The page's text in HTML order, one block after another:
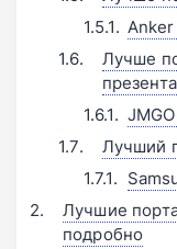
Лучше
Лучший
Лучшие
подробно